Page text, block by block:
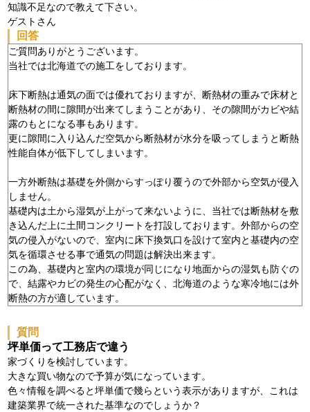
知識不足なので教えて下さい。
ゲストさん
回答
ご質問ありがとうございます。
当社では北海道での施工をしております。
床下断熱は通気の面では優れておりますが、断熱材の重みで床材と
断熱材の間に隙間が出来てしまうことがあり、その隙間がカビや結
露のもとになる事もあります。
更に隙間に入り込んだ空気から断熱材が水分を吸ってしまうと断熱
性能自体が低下してしまいます。
一方外断熱は基礎を外側からすっぽり覆うので外部から空気が侵入
しません。
基礎内は土から湿気が上がって来ないように、当社では断熱材を敷
き込んだ上に土間コンクリートを打設しております。外部からの空
気の侵入がないので、室内に床下換気口を設けて室内と基礎内の空
気を循環させる事で通気の問題は解決出来ます。
この為、基礎内と室内の環境が同じになり地面からの湿気も防ぐの
で、結露やカビの発生の心配がなく、北海道のような寒冷地には外
断熱の方が適しています。
質問
坪単価って工務店で違う
家づくりを検討しています。
大きな買い物なので予算が気になっています。
色々情報を調べると坪単価で幾らという表示がありますが、これは
建築業界で統一された基準なのでしょうか？